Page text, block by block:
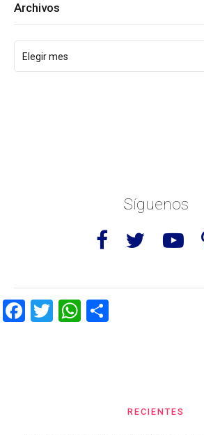
Archivos
Síguenos
Facebook
TwitterWhatsApp
RECIENTES